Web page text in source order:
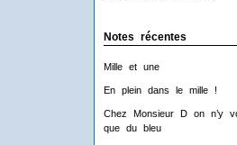
Notes récentes
Mille et une
En plein dans le mille !
Chez Monsieur D on n’y
que du bleu